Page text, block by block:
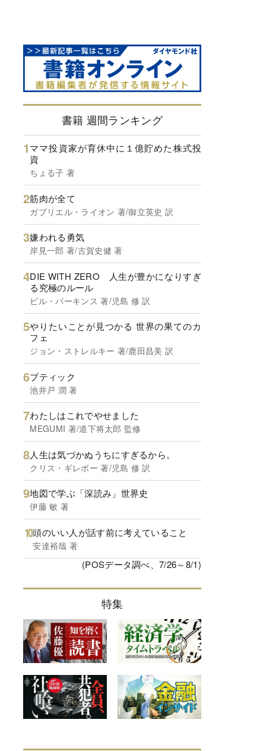
書籍 週間ランキング
ママ投資家が育休中に１億貯めた株式投
資
ちょる子 著
筋肉が全て
ガブリエル・ライオン 著/御立英史 訳
嫌われる勇気
岸見一郎 著/古賀史健 著
DIE WITH ZERO 人生が豊かになりすぎ
る究極のルール
ビル・パーキンス 著/児島 修 訳
やりたいことが見つかる 世界の果てのカ
フェ
ジョン・ストレルキー 著/鹿田昌美 訳
ブティック
池井戸 潤 著
わたしはこれでやせました
MEGUMI 著/道下将太郎 監修
人生は気づかぬうちにすぎるから。
クリス・ギレボー 著/児島 修 訳
地図で学ぶ「深読み」世界史
伊藤 敏 著
頭のいい人が話す前に考えていること
安達裕哉 著
(POSデータ調べ、7/26～8/1)
特集